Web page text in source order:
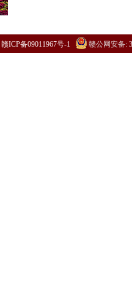
赣ICP备09011967号-1 赣公网安备: